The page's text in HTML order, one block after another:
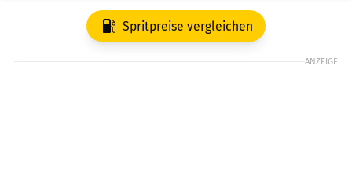
Spritpreise vergleichen
ANZEIGE